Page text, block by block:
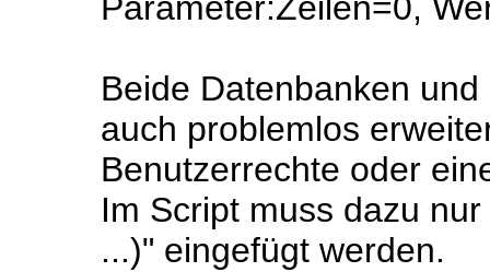
Parameter:Zeilen=0,
Beide Datenbanken
auch problemlos
Benutzerrechte oder
Im Script muss dazu
...)" eingefügt werden.